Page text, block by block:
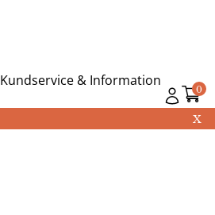
0
Kundservice & Information
X